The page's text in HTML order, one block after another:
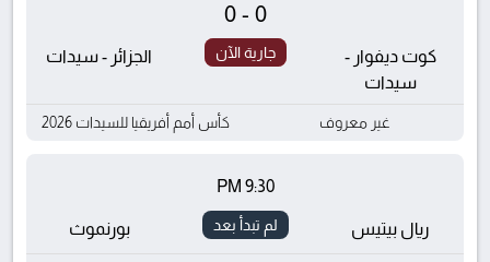
كوت ديفوار -
سيدات
0-0
جارية الآن الجزائر - سيدات
غير معروف كأس أمم أفريقيا للسيدات 2026
ريال بيتيس
9:30 PM
لم تبدأ بعد بورنموث